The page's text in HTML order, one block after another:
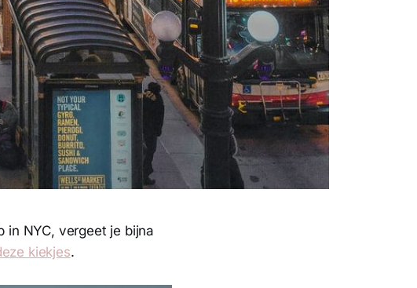
in NYC, vergeet je bijna
kiekjes.